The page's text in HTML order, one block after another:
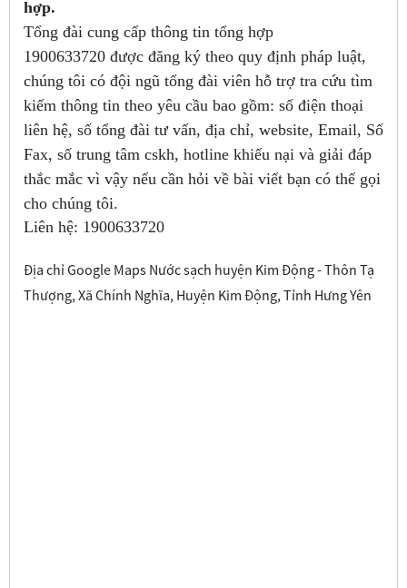
hợp.
Tổng đài cung cấp thông tin tổng hợp
1900633720 được đăng ký theo quy định pháp luật,
chúng tôi có đội ngũ tổng đài viên hỗ trợ tra cứu tìm
kiếm thông tin theo yêu cầu bao gồm: số điện thoại
liên hệ, số tổng đài tư vấn, địa chỉ, website, Email, Số
Fax, số trung tâm cskh, hotline khiếu nại và giải đáp
thắc mắc vì vậy nếu cần hỏi về bài viết bạn có thể gọi
cho chúng tôi.
Liên hệ: 1900633720
Địa chỉ Google Maps Nước sạch huyện Kim Động - Thôn Tạ
Thượng, Xã Chính Nghĩa, Huyện Kim Động, Tỉnh Hưng Yên